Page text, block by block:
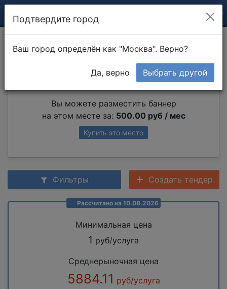
Резьба по дереву
Вы можете разместить баннер
на этом месте за: 500.00 руб / мес
Купить это место
Фильтры Создать тендер
Рассчитано на 10.08.2026
Минимальная цена
1 руб/услуга
Среднерыночная цена
5884.11 руб/услуга
Подтвердите город
Ваш город определён как "Москва". Верно?
Да, верно Выбрать другой